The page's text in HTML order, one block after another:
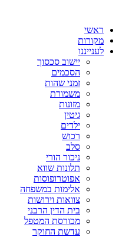
ראשי
מקורות
לענייננו
יישוב סכסוך
הסכמים
זמני שהות
משמורת
מזונות
גיטין
ילדים
רכוש
סלב
ניכור הורי
תלונות שווא
אפוטרופוסות
אלימות במשפחה
צוואות וירושות
בית הדין הרבני
מכורסת המטפל
עדשת החוקר